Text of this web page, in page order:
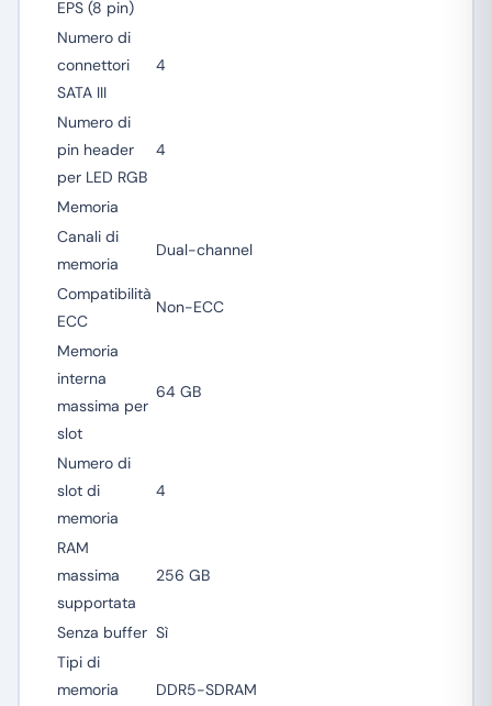
EPS (8 pin)
Numero di
connettori
SATA III
4
Numero di
pin header
per LED RGB
4
Memoria
Canali di
memoria
Dual-channel
Compatibilità
ECC
Non-ECC
Memoria
interna
massima per
slot
64 GB
Numero di
slot di
memoria
4
RAM
massima
supportata
256 GB
Senza buffer Sì
Tipi di
memoria
DDR5-SDRAM